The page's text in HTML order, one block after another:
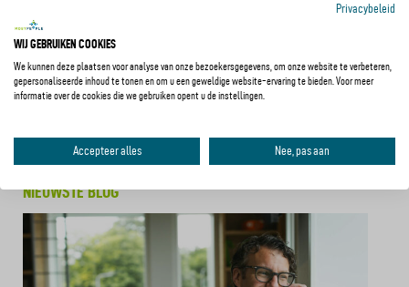
NIEUWSTE BLOG
Privacybeleid
WIJ GEBRUIKEN COOKIES
We kunnen deze plaatsen voor analyse van onze bezoekersgegevens, om onze website te verbeteren,
gepersonaliseerde inhoud te tonen en om u een geweldige website-ervaring te bieden. Voor meer
informatie over de cookies die we gebruiken opent u de instellingen.
Accepteer alles Nee, pas aan